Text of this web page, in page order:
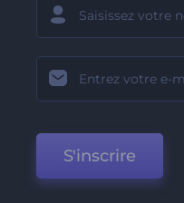
S'inscrire